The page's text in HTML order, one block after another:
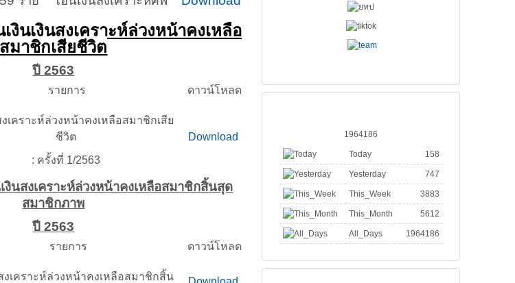
งินเงินสงเคราะห์ล่วงหน้าคงเหลือ
สมาชิกเสียชีวิต
ปี 2563
รายการ ดาวน์โหลด
เคราะห์ล่วงหน้าคงเหลือสมาชิกเสีย
ชีวิต
: ครั้งที่ 1/2563
Download
งินสงเคราะห์ล่วงหน้าคงเหลือสมาชิกสิ้นสุด
สมาชิกภาพ
ปี 2563
รายการ ดาวน์โหลด
งเคราะห์ล่วงหน้าคงเหลือสมาชิกสิ้น
1964186
Today 158
Yesterday 747
This_Week 3883
This_Month 5612
All_Days 1964186